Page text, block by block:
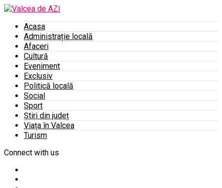
Acasa
Administrație locală
Afaceri
Cultură
Eveniment
Exclusiv
Politică locală
Social
Sport
Știri din județ
Viața în Valcea
Turism
Connect with us